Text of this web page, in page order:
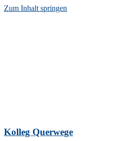
Zum Inhalt springen
Kolleg Querwege